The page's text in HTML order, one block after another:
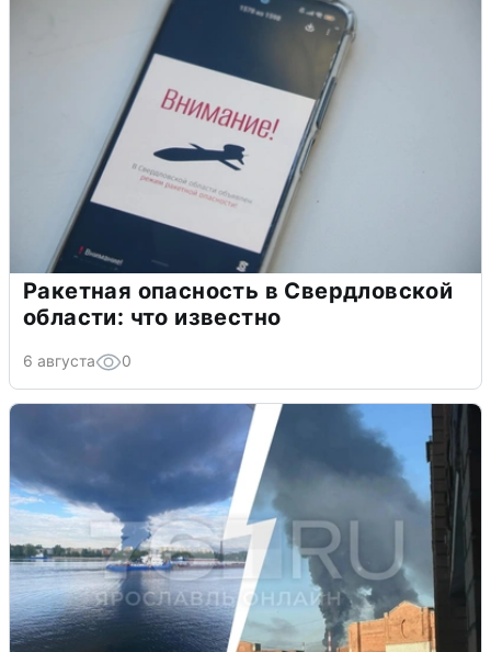
Ракетная опасность в Свердловской
области: что известно
6 августа 0